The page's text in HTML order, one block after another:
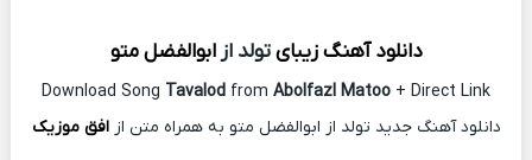
دانلود آهنگ زیبای تولد ازابوالفضل متو
Download Song Tavalod from Abolfazl Matoo + Direct Link
دانلود آهنگ جدید تولد از ابوالفضل متو به همراه متن ازافق موزیک